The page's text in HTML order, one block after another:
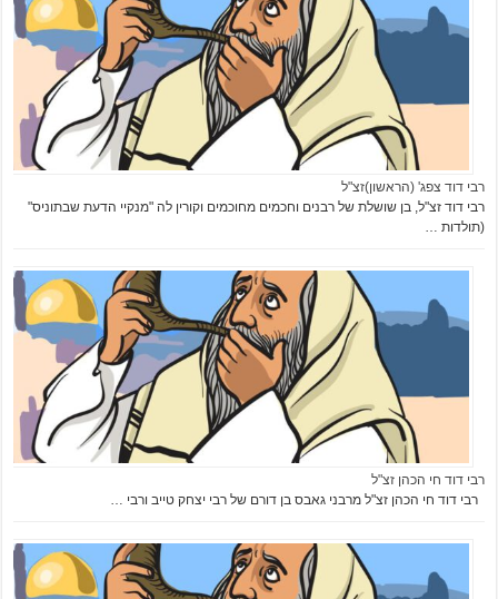
רבי דוד צפג' (הראשון)זצ"ל
רבי דוד זצ"ל, בן שושלת של רבנים וחכמים מחוכמים וקורין לה "מנקיי הדעת שבתוניס"
(תולדות …
רבי דוד חי הכהן זצ"ל
רבי דוד חי הכהן זצ"ל מרבני גאבס בן דורם של רבי יצחק טייב ורבי …